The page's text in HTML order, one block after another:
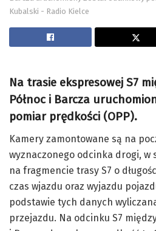
Kubalski - Radio Kielce
Na trasie ekspresowej S7
Północ i Barcza
pomiar prędkości (OPP).
Kamery zamontowane są na
wyznaczonego odcinka drogi, w
na fragmencie trasy S7 o
czas wjazdu oraz wyjazdu
podstawie tych danych
przejazdu. Na odcinku S7